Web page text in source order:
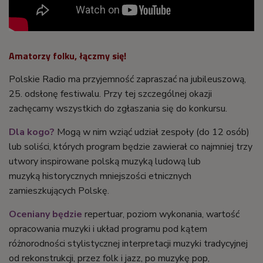
Amatorzy folku, łączmy się!
Polskie Radio ma przyjemność zapraszać na jubileuszową,
25. odsłonę festiwalu. Przy tej szczególnej okazji
zachęcamy wszystkich do zgłaszania się do konkursu.
Dla kogo? Mogą w nim wziąć udział zespoły (do 12 osób)
lub soliści, których program będzie zawierał co najmniej trzy
utwory inspirowane polską muzyką ludową lub
muzyką historycznych mniejszości etnicznych
zamieszkujących Polskę.
Oceniany będzie repertuar, poziom wykonania, wartość
opracowania muzyki i układ programu pod kątem
różnorodności stylistycznej interpretacji muzyki tradycyjnej
od rekonstrukcji, przez folk i jazz, po muzykę pop,